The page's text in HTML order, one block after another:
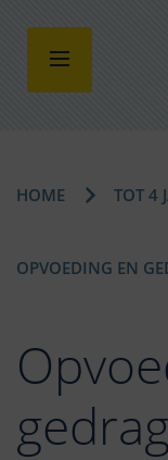
HOME TOT 4
OPVOEDING EN